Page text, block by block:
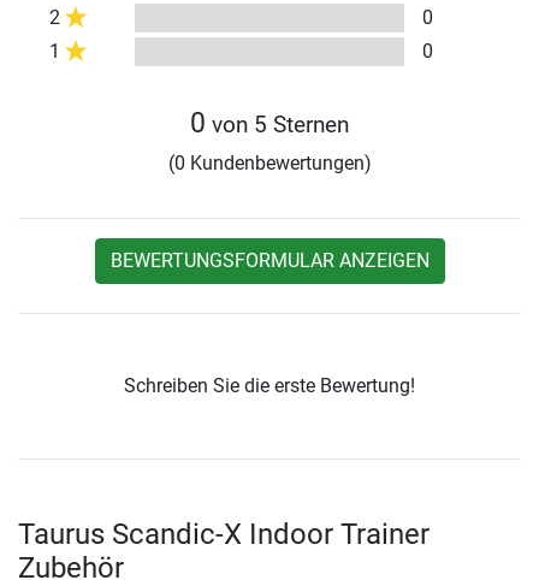
2
0
1
0
0 von 5 Sternen
(0 Kundenbewertungen)
BEWERTUNGSFORMULAR ANZEIGEN
Schreiben Sie die erste Bewertung!
Taurus Scandic-X Indoor Trainer
Zubehör